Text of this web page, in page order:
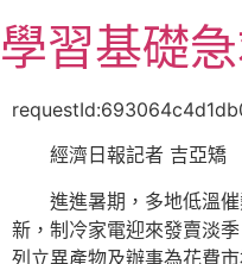
至
主
學習基礎
經濟日報記者 吉亞矯
進進暑期，多地低溫
新，制冷家電迎來發賣淡
列立異產物及辦事為花費